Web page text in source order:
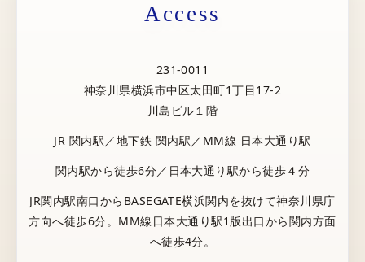
Access
231-0011
神奈川県横浜市中区太田町1丁目17-2
川島ビル１階
JR 関内駅／地下鉄 関内駅／MM線 日本大通り駅
関内駅から徒歩6分／日本大通り駅から徒歩４分
JR関内駅南口からBASEGATE横浜関内を抜けて神奈川県庁
方向へ徒歩6分。MM線日本大通り駅1版出口から関内方面
へ徒歩4分。